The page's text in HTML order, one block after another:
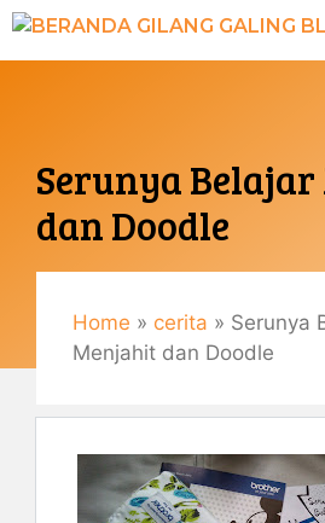
Langsung
Serunya
dan Doodle
Gemaulani
Home » cerita » Serunya
Menjahit dan Doodle